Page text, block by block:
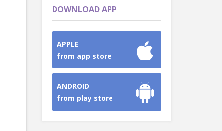
DOWNLOAD APP
APPLE
from app store
ANDROID
from play store